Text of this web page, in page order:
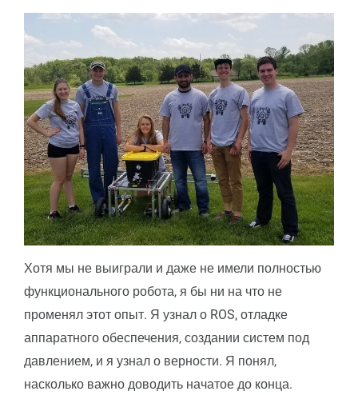
Хотя мы не выиграли и даже не имели полностью
функционального робота, я бы ни на что не
променял этот опыт. Я узнал о ROS, отладке
аппаратного обеспечения, создании систем под
давлением, и я узнал о верности. Я понял,
насколько важно доводить начатое до конца.